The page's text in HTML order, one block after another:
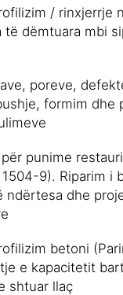
/ rinxjerrje
të dëmtuara mbi
poreve,
formim dhe
punime
1504-9). Riparim i
ndërtesa dhe
betoni
e kapacitetit
shtuar llaç